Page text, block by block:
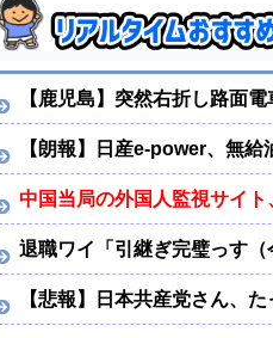
【鹿児島】突然右折し路面
【朗報】日産e-power、無
中国当局の外国人監視サイ
退職ワイ「引継ぎ完璧っす（
【悲報】日本共産党さん、